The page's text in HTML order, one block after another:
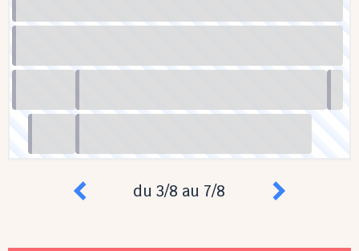
du 3/8 au 7/8